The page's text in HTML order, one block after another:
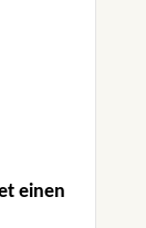
einen